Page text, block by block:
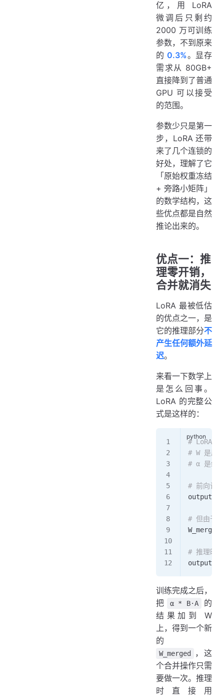
亿，用 LoRA
微调后只剩约
2000 万可训练
参数，不到原来
的0.3%。显存
需求从 80GB+
直接降到了普通
GPU 可以接受
的范围。
参数少只是第一
步，LoRA 还带
来了几个连锁的
好处，理解了它
「原始权重冻结
+ 旁路小矩阵」
的数学结构，这
些优点都是自然
推论出来的。
优点一：推
理零开销，
合并就消失
LoRA 最被低估
的优点之一，是
它的推理部分不
产生任何额外延
迟。
来看一下数学上
是怎么回事。
LoRA 的完整公
式是这样的：
# LoRA 的
# W 是原
# α 是缩
# 前向计
output
# 但由于
W_merged
# 推理时
output
训练完成之后，
把
α * B·A
的
结果加到 W
上，得到一个新
的
W_merged
，这
个合并操作只需
要做一次。推理
时直接用